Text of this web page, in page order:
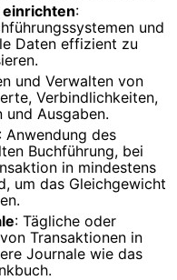
:
und
Daten effizient zu
und Verwalten von
Verbindlichkeiten,
und Ausgaben.
: Anwendung des
Buchführung, bei
in mindestens
um das Gleichgewicht
: Tägliche oder
Transaktionen in
Journale wie das